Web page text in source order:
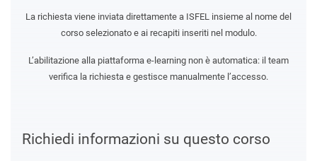
Richiedi informazioni su questo corso
La richiesta viene inviata direttamente a ISFEL insieme al nome del
corso selezionato e ai recapiti inseriti nel modulo.
L’abilitazione alla piattaforma e-learning non è automatica: il team
verifica la richiesta e gestisce manualmente l’accesso.